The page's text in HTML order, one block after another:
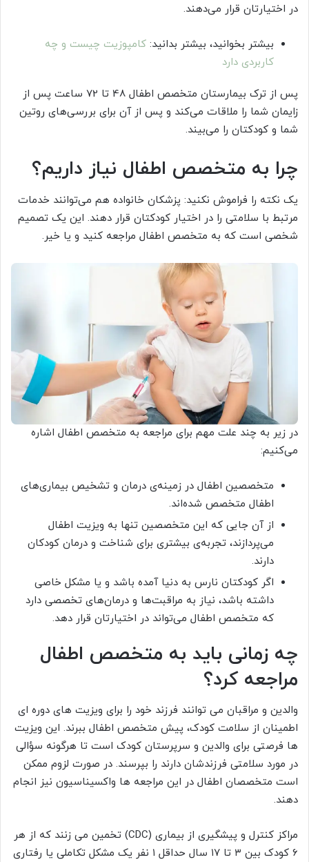
در اختیارتان قرار می‌دهند.
بیشتر بخوانید، بیشتر بدانید: کامپوزیت چیست و چه
کاربردی دارد
پس از ترک بیمارستان متخصص اطفال 48 تا 72 ساعت پس از
زایمان شما را ملاقات می‌کند و پس از آن برای بررسی‌های روتین
شما و کودکتان را می‌بیند.
چرا به متخصص اطفال نیاز داریم؟
یک نکته را فراموش نکنید: پزشکان خانواده هم می‌توانند خدمات
مرتبط با سلامتی را در اختیار کودکتان قرار دهند. این یک تصمیم
شخصی است که به متخصص اطفال مراجعه کنید و یا خیر.
در زیر به چند علت مهم برای مراجعه به متخصص اطفال اشاره
می‌کنیم:
متخصصین اطفال در زمینه‌ی درمان و تشخیص بیماری‌های
اطفال متخصص شده‌اند.
از آن جایی که این متخصصین تنها به ویزیت اطفال
می‌پردازند، تجربه‌ی بیشتری برای شناخت و درمان کودکان
دارند.
اگر کودکتان نارس به دنیا آمده باشد و یا مشکل خاصی
داشته باشد، نیاز به مراقبت‌ها و درمان‌های تخصصی دارد
که متخصص اطفال می‌تواند در اختیارتان قرار دهد.
چه زمانی باید به متخصص اطفال
مراجعه کرد؟
والدین و مراقبان می توانند فرزند خود را برای ویزیت های دوره ای
اطمینان از سلامت کودک، پیش متخصص اطفال ببرند. این ویزیت
ها فرصتی برای والدین و سرپرستان کودک است تا هرگونه سؤالی
در مورد سلامتی فرزندشان دارند را بپرسند. در صورت لزوم ممکن
است متخصصان اطفال در این مراجعه ها واکسیناسیون نیز انجام
دهند.
مراکز کنترل و پیشگیری از بیماری (CDC) تخمین می زنند که از هر
۶ کودک بین ۳ تا ۱۷ سال حداقل ۱ نفر یک مشکل تکاملی یا رفتاری